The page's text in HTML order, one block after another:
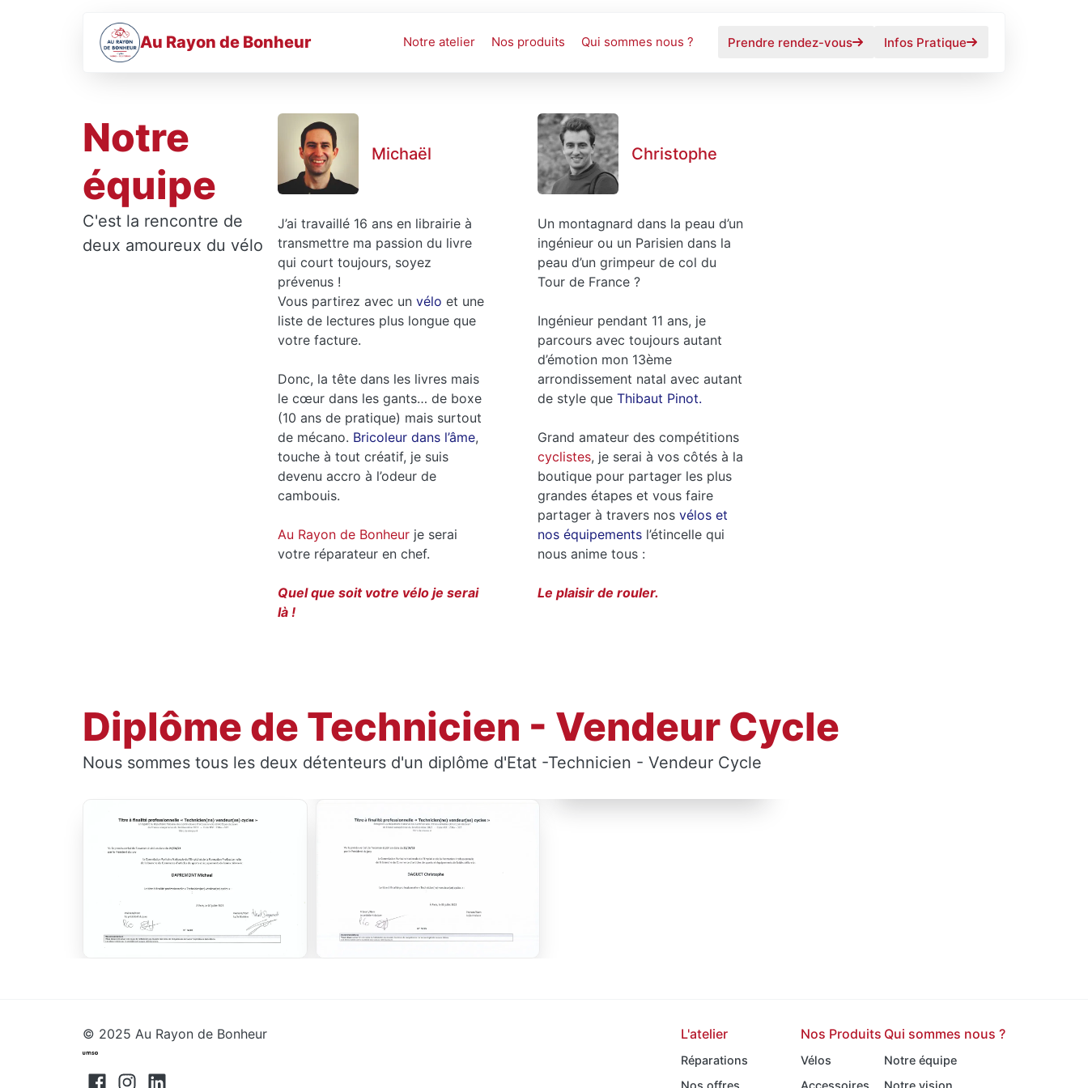
Au Rayon de Bonheur Notre atelier Nos produits Qui sommes nous ? Prendre rendez-vous Infos Pratique
Notre
équipe
C'est la rencontre de
deux amoureux du vélo
Michaël
J’ai travaillé 16 ans en librairie à
transmettre ma passion du livre
qui court toujours, soyez
prévenus !
Vous partirez avec unvélo et une
liste de lectures plus longue que
votre facture.
Donc, la tête dans les livres mais
le cœur dans les gants… de boxe
(10 ans de pratique) mais surtout
de mécano. Bricoleur dans l’âme,
touche à tout créatif, je suis
devenu accro à l’odeur de
cambouis.
Au Rayon de Bonheur je serai
votre réparateur en chef.
Quel que soit votre vélo je serai
là !
Christophe
Un montagnard dans la peau d’un
ingénieur ou un Parisien dans la
peau d’un grimpeur de col du
Tour de France ?
Ingénieur pendant 11 ans, je
parcours avec toujours autant
d’émotion mon 13ème
arrondissement natal avec autant
de style queThibaut Pinot.
Grand amateur des compétitions
cyclistes, je serai à vos côtés à la
boutique pour partager les plus
grandes étapes et vous faire
partager à travers nosvélos et
nos équipements l’étincelle qui
nous anime tous :
Le plaisir de rouler.
Diplôme de Technicien - Vendeur Cycle
Nous sommes tous les deux détenteurs d'un diplôme d'Etat -Technicien - Vendeur Cycle
© 2025 Au Rayon de Bonheur L'atelier
Réparations
Nos offres
Nos Produits
Vélos
Accessoires
Qui sommes nous ?
Notre équipe
Notre vision